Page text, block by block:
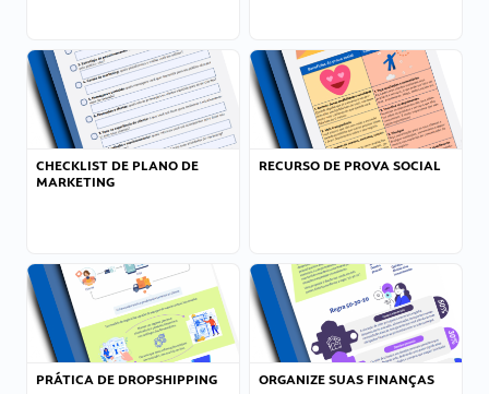
CHECKLIST DE PLANO DE
MARKETING
RECURSO DE PROVA SOCIAL
PRÁTICA DE DROPSHIPPING ORGANIZE SUAS FINANÇAS